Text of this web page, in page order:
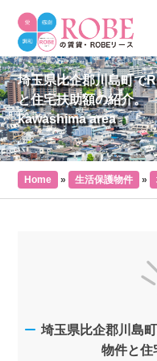
埼玉県比企郡川島町で
と住宅扶助額の紹介。
kawashima area
Home » 生活保護物件 »
埼玉県比企郡川島
物件と住